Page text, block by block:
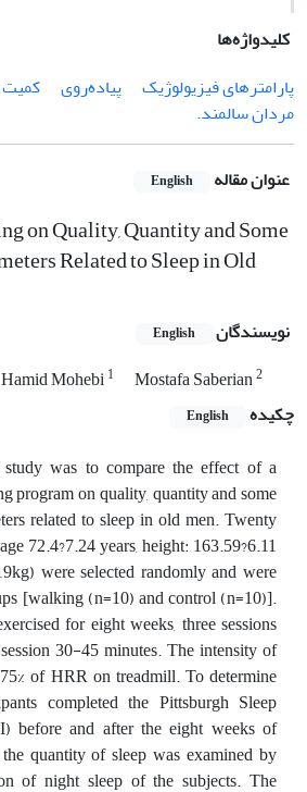
کلیدواژه‌ها
پارامترهای فیزیولوژیک
پیاده‌روی
مردان سالمند.
عنوان مقاله English
on Quality, Quantity and Some
Related to Sleep in Old
نویسندگان English
Hamid Mohebi1 Mostafa Saberian2
چکیده English
was to compare the effect of a
program on quality, quantity and some
related to sleep in old men. Twenty
72.4?7.24 years, height: 163.59?6.11
were selected randomly and were
[walking (n=10) and control (n=10)].
for eight weeks, three sessions
30-45 minutes. The intensity of
of HRR on treadmill. To determine
completed the Pittsburgh Sleep
before and after the eight weeks of
quantity of sleep was examined by
of night sleep of the subjects. The